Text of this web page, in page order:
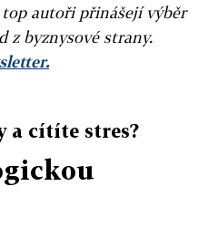
autoři přinášejí výběr
z byznysové strany.
a cítíte stres?